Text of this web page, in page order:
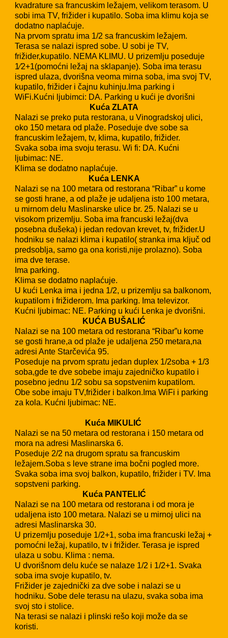
kvadrature sa francuskim ležajem, velikom terasom. U
sobi ima TV, frižider i kupatilo. Soba ima klimu koja se
dodatno naplaćuje.
Na prvom spratu ima 1/2 sa francuskim ležajem.
Terasa se nalazi ispred sobe. U sobi je TV,
frižider,kupatilo. NEMA KLIMU. U prizemlju poseduje
1⁄2+1(pomoćni ležaj na sklapanje). Soba ima terasu
ispred ulaza, dvorišna veoma mirna soba, ima svoj TV,
kupatilo, frižider i čajnu kuhinju.Ima parking i
WiFi.Kućni ljubimci: DA. Parking u kući je dvorišni
Kuća ZLATA
Nalazi se preko puta restorana, u Vinogradskoj ulici,
oko 150 metara od plaže. Poseduje dve sobe sa
francuskim ležajem, tv, klima, kupatilo, frižider.
Svaka soba ima svoju terasu. Wi fi: DA. Kućni
ljubimac: NE.
Klima se dodatno naplaćuje.
Kuća LENKA
Nalazi se na 100 metara od restorana “Ribar” u kome
se gosti hrane, a od plaže je udaljena isto 100 metara,
u mirnom delu Maslinarske ulice br. 25. Nalazi se u
visokom prizemlju. Soba ima francuski ležaj(dva
posebna dušeka) i jedan redovan krevet, tv, frižider.U
hodniku se nalazi klima i kupatilo( stranka ima ključ od
predsoblja, samo ga ona koristi,nije prolazno). Soba
ima dve terase.
Ima parking.
Klima se dodatno naplaćuje.
U kući Lenka ima i jedna 1/2, u prizemlju sa balkonom,
kupatilom i frižiderom. Ima parking. Ima televizor.
Kućni ljubimac: NE. Parking u kući Lenka je dvorišni.
KUĆA BUŠALIĆ
Nalazi se na 100 metara od restorana “Ribar”u kome
se gosti hrane,a od plaže je udaljena 250 metara,na
adresi Ante Starčevića 95.
Poseduje na prvom spratu jedan duplex 1/2soba + 1/3
soba,gde te dve sobebe imaju zajedničko kupatilo i
posebno jednu 1/2 sobu sa sopstvenim kupatilom.
Obe sobe imaju TV,frižider i balkon.Ima WiFi i parking
za kola. Kućni ljubimac: NE.
Kuća MIKULIĆ
Nalazi se na 50 metara od restorana i 150 metara od
mora na adresi Maslinarska 6.
Poseduje 2/2 na drugom spratu sa francuskim
ležajem.Soba s leve strane ima bočni pogled more.
Svaka soba ima svoj balkon, kupatilo, frižider i TV. Ima
sopstveni parking.
Kuća PANTELIĆ
Nalazi se na 100 metara od restorana i od mora je
udaljena isto 100 metara. Nalazi se u mirnoj ulici na
adresi Maslinarska 30.
U prizemlju poseduje 1/2+1, soba ima francuski ležaj +
pomoćni ležaj, kupatilo, tv i frižider. Terasa je ispred
ulaza u sobu. Klima : nema.
U dvorišnom delu kuće se nalaze 1/2 i 1/2+1. Svaka
soba ima svoje kupatilo, tv.
Frižider je zajednički za dve sobe i nalazi se u
hodniku. Sobe dele terasu na ulazu, svaka soba ima
svoj sto i stolice.
Na terasi se nalazi i plinski rešo koji može da se
koristi.